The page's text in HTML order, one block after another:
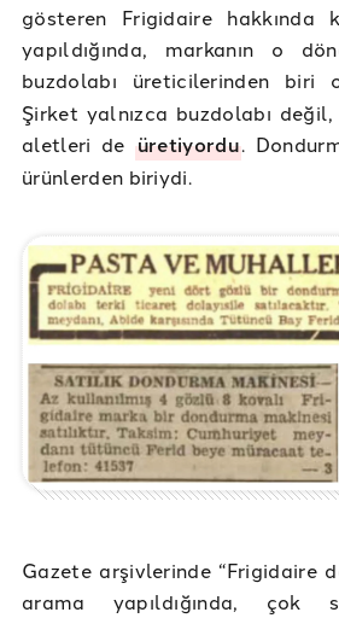
gösteren Frigidaire hakkında
yapıldığında, markanın o
buzdolabı üreticilerinden biri
Şirket yalnızca buzdolabı
aletleri de üretiyordu.
ürünlerden biriydi.
Gazete arşivlerinde “Frigidaire
arama yapıldığında, çok